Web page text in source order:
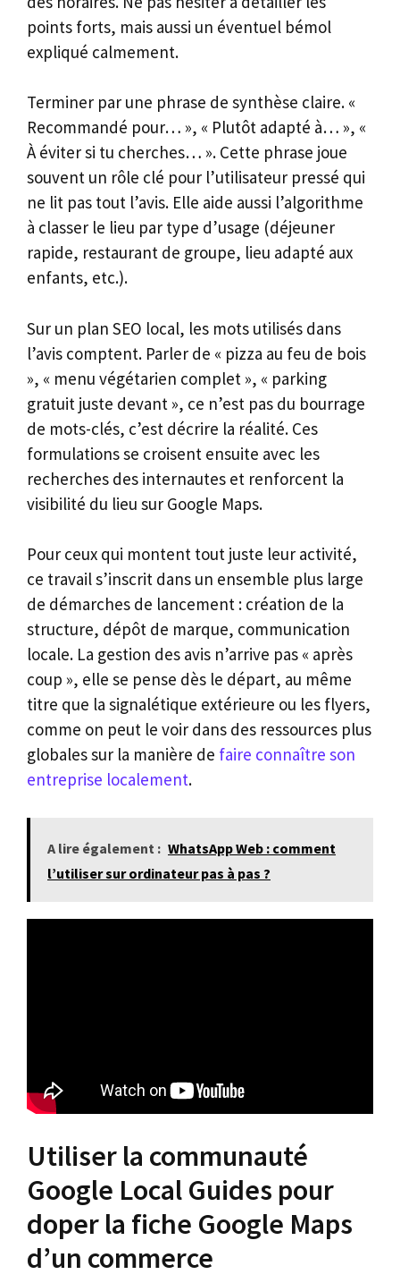
points forts, mais aussi un éventuel bémol
expliqué calmement.
Terminer par une phrase de synthèse claire. «
Recommandé pour… », « Plutôt adapté à… », «
À éviter si tu cherches… ». Cette phrase joue
souvent un rôle clé pour l’utilisateur pressé qui
ne lit pas tout l’avis. Elle aide aussi l’algorithme
à classer le lieu par type d’usage (déjeuner
rapide, restaurant de groupe, lieu adapté aux
enfants, etc.).
Sur un plan SEO local, les mots utilisés dans
l’avis comptent. Parler de « pizza au feu de bois
», « menu végétarien complet », « parking
gratuit juste devant », ce n’est pas du bourrage
de mots-clés, c’est décrire la réalité. Ces
formulations se croisent ensuite avec les
recherches des internautes et renforcent la
visibilité du lieu sur Google Maps.
Pour ceux qui montent tout juste leur activité,
ce travail s’inscrit dans un ensemble plus large
de démarches de lancement : création de la
structure, dépôt de marque, communication
locale. La gestion des avis n’arrive pas « après
coup », elle se pense dès le départ, au même
titre que la signalétique extérieure ou les flyers,
comme on peut le voir dans des ressources plus
globales sur la manière de faire connaître son
entreprise localement.
A lire également : WhatsApp Web : comment
l’utiliser sur ordinateur pas à pas ?
Utiliser la communauté
Google Local Guides pour
doper la fiche Google Maps
d’un commerce